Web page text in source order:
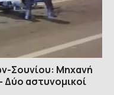
Σουνίου: Μηχανή
Δύο αστυνομικοί